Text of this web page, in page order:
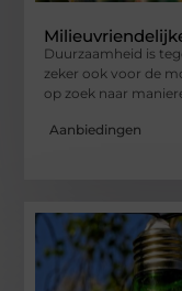
Duurzaamheid is
zeker ook voor de
op zoek naar
Aanbiedingen